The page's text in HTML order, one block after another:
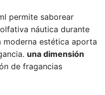
permite saborear
náutica durante
moderna estética aporta
una dimensión
de fragancias